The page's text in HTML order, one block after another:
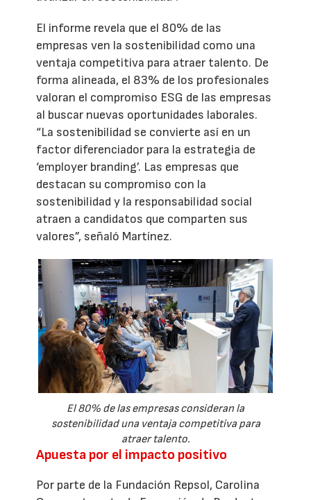
El informe revela que el 80% de las
empresas ven la sostenibilidad como una
ventaja competitiva para atraer talento. De
forma alineada, el 83% de los profesionales
valoran el compromiso ESG de las empresas
al buscar nuevas oportunidades laborales.
“La sostenibilidad se convierte así en un
factor diferenciador para la estrategia de
‘employer branding’. Las empresas que
destacan su compromiso con la
sostenibilidad y la responsabilidad social
atraen a candidatos que comparten sus
valores”, señaló Martínez.
El 80% de las empresas consideran la
sostenibilidad una ventaja competitiva para
atraer talento.
Apuesta por el impacto positivo
Por parte de la Fundación Repsol, Carolina